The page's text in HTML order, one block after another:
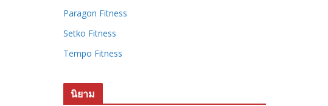
Paragon Fitness
Setko Fitness
Tempo Fitness
นิยาม